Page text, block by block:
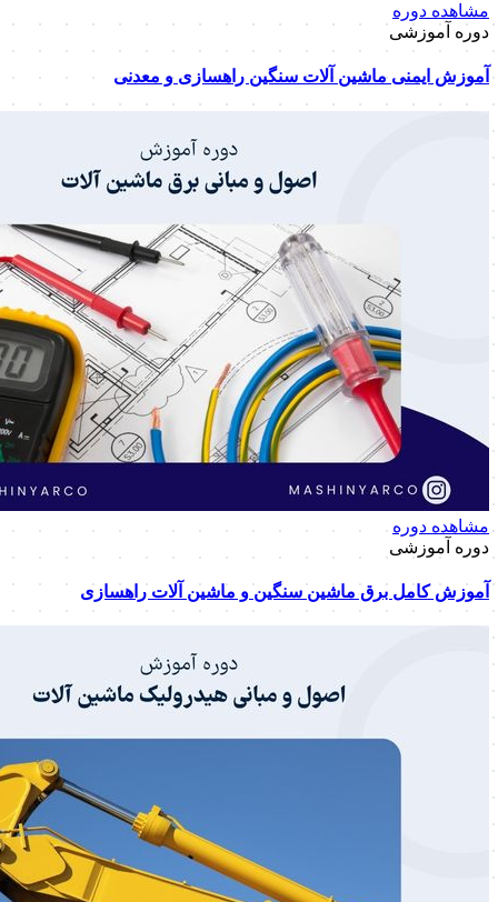
مشاهده دوره
دوره آموزشی
آموزش ایمنی ماشین آلات سنگین راهسازی و معدنی
مشاهده دوره
دوره آموزشی
آموزش کامل برق ماشین سنگین و ماشین آلات راهسازی